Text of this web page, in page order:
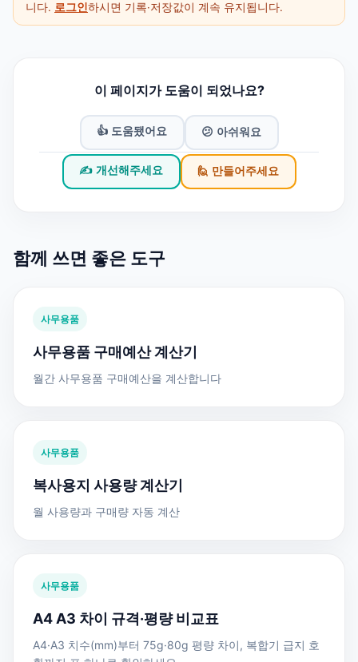
니다. 로그인 하시면 기록·저장값이 계속 유지됩니다.
이 페이지가 도움이 되었나요?
👍 도움됐어요 😕 아쉬워요
✍️ 개선해주세요 🙋 만들어주세요
함께 쓰면 좋은 도구
사무용품
사무용품 구매예산 계산기
월간 사무용품 구매예산을 계산합니다
사무용품
복사용지 사용량 계산기
월 사용량과 구매량 자동 계산
사무용품
A4 A3 차이 규격·평량 비교표
A4·A3 치수(mm)부터 75g·80g 평량 차이, 복합기 급지 호